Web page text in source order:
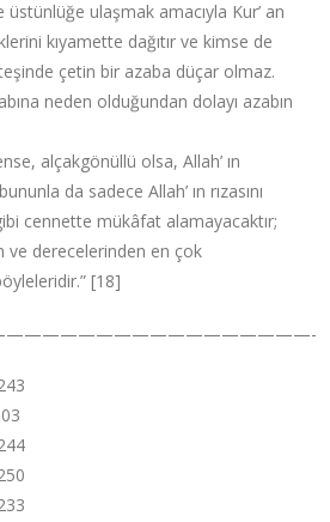
ulaşmak amacıyla Kur’ an
kıyamette dağıtır ve kimse de
çetin bir azaba düçar olmaz.
neden olduğundan dolayı azabın
alçakgönüllü olsa, Allah’ ın
da sadece Allah’ ın rızasını
cennette mükâfat alamayacaktır;
ve derecelerinden en çok
[18]